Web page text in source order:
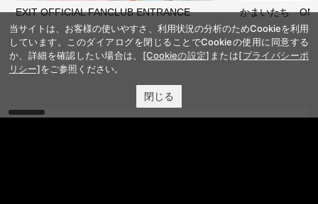
EXIT OFFICIAL FANCLUB ENTRANCE かまいたち
当サイトは、お客様の使いやすさ、利用状況の分析のためCookieを利用
しています。このダイアログを閉じることでCookieの使用に同意する
か、詳細を確認したい場合は、 [Cookieの設定] または[プライバシーポ
リシー]をご参照ください。
閉じる